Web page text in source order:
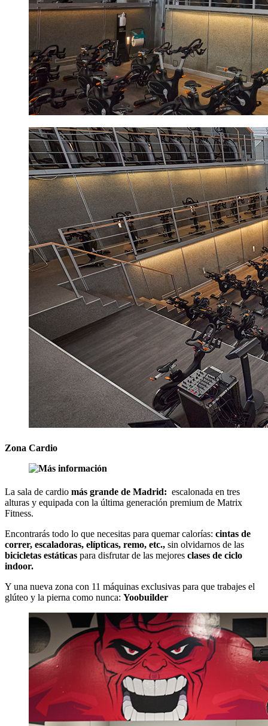
Zona Cardio
La sala de cardio más grande de Madrid: escalonada en tres
alturas y equipada con la última generación premium de Matrix
Fitness.
Encontrarás todo lo que necesitas para quemar calorías: cintas de
correr, escaladoras, elípticas, remo, etc., sin olvidarnos de las
bicicletas estáticas para disfrutar de las mejores clases de ciclo
indoor.
Y una nueva zona con 11 máquinas exclusivas para que trabajes el
glúteo y la pierna como nunca: Yoobuilder